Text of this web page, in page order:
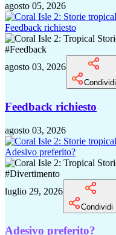
agosto 05, 2026
Feedback richiesto
#Feedback
agosto 03, 2026
Condividi
Feedback richiesto
agosto 03, 2026
Adesivo preferito?
#Divertimento
luglio 29, 2026
Condividi
Adesivo preferito?